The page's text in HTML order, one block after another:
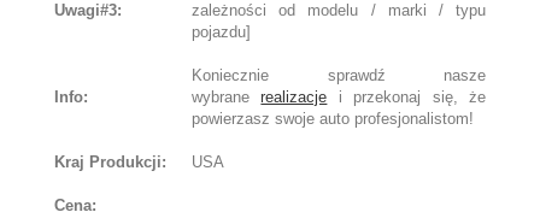
Uwagi#3:
zależności od modelu / marki / typu
pojazdu]
Info:
Koniecznie sprawdź nasze
wybranerealizacje i przekonaj się, że
powierzasz swoje auto profesjonalistom!
Kraj Produkcji: USA
Cena: